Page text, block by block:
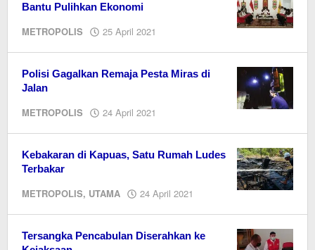
Bantu Pulihkan Ekonomi
METROPOLIS 25 April 2021
kaltengonline.com
Polisi Gagalkan Remaja Pesta Miras di
Jalan
METROPOLIS 24 April 2021
kaltengonline.com
Kebakaran di Kapuas, Satu Rumah Ludes
Terbakar
METROPOLIS, UTAMA 24 April 2021
Tersangka Pencabulan Diserahkan ke